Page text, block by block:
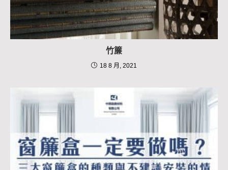
竹簾
18 8 月, 2021